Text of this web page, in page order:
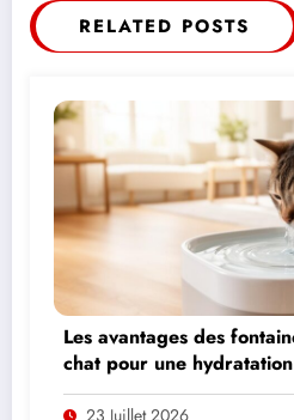
RELATED POSTS
Les avantages des
chat pour une
23 Juillet 2026